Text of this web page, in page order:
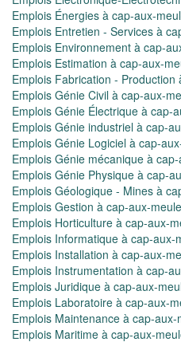
Emplois Énergies à cap-aux-
Emplois Entretien - Services à
Emplois Environnement à cap-
Emplois Estimation à cap-aux-
Emplois Fabrication - Production
Emplois Génie Civil à cap-aux-
Emplois Génie Électrique à cap-
Emplois Génie industriel à cap-
Emplois Génie Logiciel à cap-
Emplois Génie mécanique à
Emplois Génie Physique à cap-
Emplois Géologique - Mines à
Emplois Gestion à cap-aux-
Emplois Horticulture à cap-aux-
Emplois Informatique à cap-aux-
Emplois Installation à cap-aux-
Emplois Instrumentation à cap-
Emplois Juridique à cap-aux-
Emplois Laboratoire à cap-aux-
Emplois Maintenance à cap-aux-
Emplois Maritime à cap-aux-